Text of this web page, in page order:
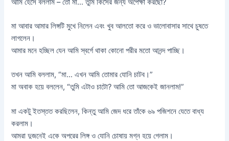
মা আবার আমার লিঙ্গটি মুখে নিলেন এবং খুব আলতো করে ও ভালোবাসার সাথে চুষতে
লাগলেন।
আমার মনে হচ্ছিল যেন আমি স্বর্গে থাকা কোনো পরীর মতো আনন্দ পাচ্ছি।
তখন আমি বললাম, “মা… এখন আমি তোমার যোনি চাটব।”
মা অবাক হয়ে বললেন, “তুমি এটাও চাটো? আমি তো আজকেই জানলাম!”
মা একটু ইতস্তত করছিলেন, কিন্তু আমি জেদ ধরে তাঁকে ৬৯ পজিশনে যেতে বাধ্য
করলাম।
আমরা দুজনেই একে অপরের লিঙ্গ ও যোনি চোষায় মগ্ন হয়ে গেলাম।